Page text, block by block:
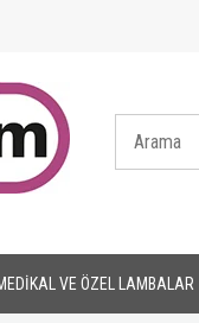
VE ÖZEL LAMBALAR